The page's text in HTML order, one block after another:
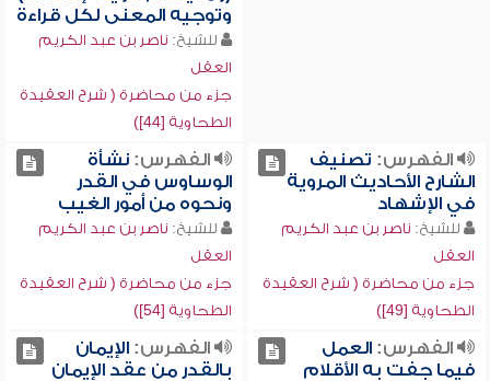
وتوجيه المعنى لكل قراءة
للشيخ: ناصر بن عبد الكريم
العقل
جزء من محاضرة ( شرح العقيدة
الطحاوية [44])
الفهرس: تصنيف
الشارح الأحاديث المروية
في الإشهاد
للشيخ: ناصر بن عبد الكريم
العقل
جزء من محاضرة ( شرح العقيدة
الطحاوية [49])
الفهرس:نشأة
الوساوس في القدر
ونحوه من أمور الغيب
للشيخ: ناصر بن عبد الكريم
العقل
جزء من محاضرة ( شرح العقيدة
الطحاوية [54])
الفهرس:العمل
فيما جفت به الأقلام
الفهرس:الإيمان
بالقدر من عقد الإيمان